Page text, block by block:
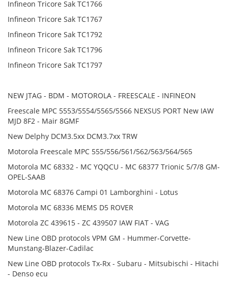
Infineon Tricore Sak TC1766
Infineon Tricore Sak TC1767
Infineon Tricore Sak TC1792
Infineon Tricore Sak TC1796
Infineon Tricore Sak TC1797
NEW JTAG - BDM - MOTOROLA - FREESCALE - INFINEON
Freescale MPC 5553/5554/5565/5566 NEXSUS PORT New IAW
MJD 8F2 - Mair 8GMF
New Delphy DCM3.5xx DCM3.7xx TRW
Motorola Freescale MPC 555/556/561/562/563/564/565
Motorola MC 68332 - MC YQQCU - MC 68377 Trionic 5/7/8 GM-
OPEL-SAAB
Motorola MC 68376 Campi 01 Lamborghini - Lotus
Motorola MC 68336 MEMS D5 ROVER
Motorola ZC 439615 - ZC 439507 IAW FIAT - VAG
New Line OBD protocols VPM GM - Hummer-Corvette-
Munstang-Blazer-Cadilac
New Line OBD protocols Tx-Rx - Subaru - Mitsubischi - Hitachi
- Denso ecu